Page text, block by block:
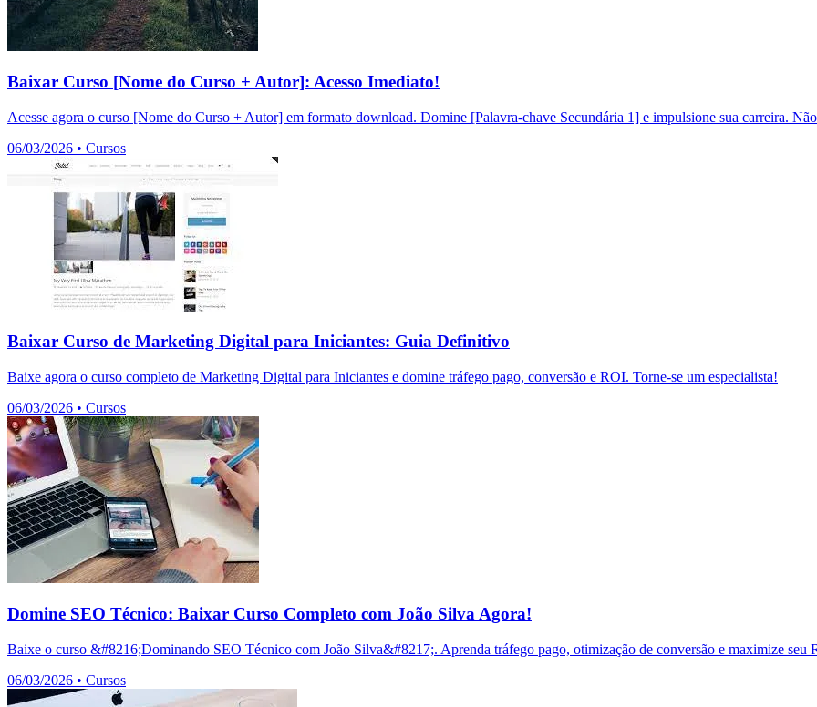
Baixar Curso [Nome do Curso + Autor]: Acesso Imediato!
Acesse agora o curso [Nome do Curso + Autor] em formato download. Domine [Palavra-chave Secundária 1] e impulsione sua carreira.
06/03/2026 • Cursos
Baixar Curso de Marketing Digital para Iniciantes: Guia Definitivo
Baixe agora o curso completo de Marketing Digital para Iniciantes e domine tráfego pago, conversão e ROI. Torne-se um especialista!
06/03/2026 • Cursos
Domine SEO Técnico: Baixar Curso Completo com João Silva Agora!
Baixe o curso &#8216;Dominando SEO Técnico com João Silva&#8217;. Aprenda tráfego pago, otimização de conversão e maximize seu
06/03/2026 • Cursos